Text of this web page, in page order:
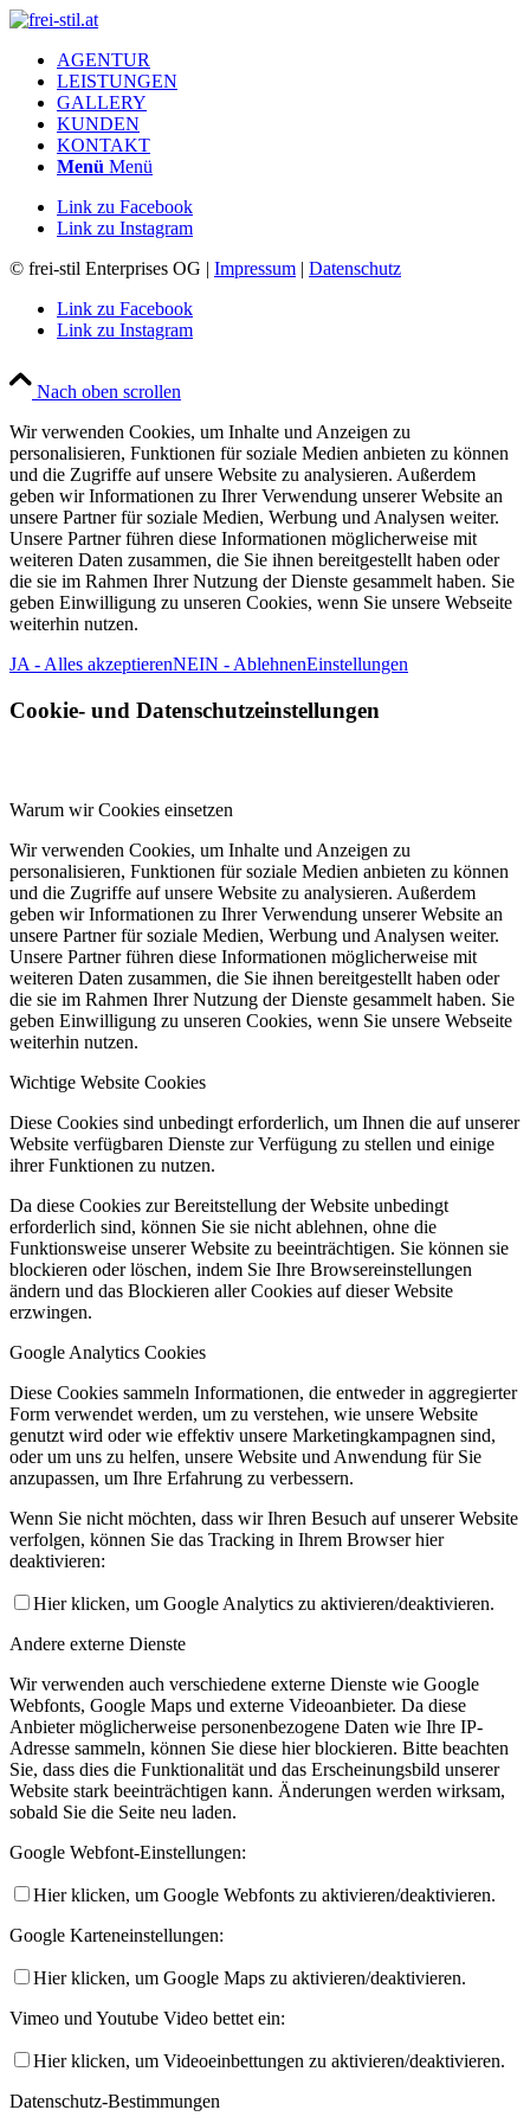
AGENTUR
LEISTUNGEN
GALLERY
KUNDEN
KONTAKT
Menü Menü
Link zu Facebook
Link zu Instagram
© frei-stil Enterprises OG | Impressum | Datenschutz
Link zu Facebook
Link zu Instagram
Nach oben scrollen
Wir verwenden Cookies, um Inhalte und Anzeigen zu
personalisieren, Funktionen für soziale Medien anbieten zu können
und die Zugriffe auf unsere Website zu analysieren. Außerdem
geben wir Informationen zu Ihrer Verwendung unserer Website an
unsere Partner für soziale Medien, Werbung und Analysen weiter.
Unsere Partner führen diese Informationen möglicherweise mit
weiteren Daten zusammen, die Sie ihnen bereitgestellt haben oder
die sie im Rahmen Ihrer Nutzung der Dienste gesammelt haben. Sie
geben Einwilligung zu unseren Cookies, wenn Sie unsere Webseite
weiterhin nutzen.
JA - Alles akzeptierenNEIN - AblehnenEinstellungen
Cookie- und Datenschutzeinstellungen
Warum wir Cookies einsetzen
Wir verwenden Cookies, um Inhalte und Anzeigen zu
personalisieren, Funktionen für soziale Medien anbieten zu können
und die Zugriffe auf unsere Website zu analysieren. Außerdem
geben wir Informationen zu Ihrer Verwendung unserer Website an
unsere Partner für soziale Medien, Werbung und Analysen weiter.
Unsere Partner führen diese Informationen möglicherweise mit
weiteren Daten zusammen, die Sie ihnen bereitgestellt haben oder
die sie im Rahmen Ihrer Nutzung der Dienste gesammelt haben. Sie
geben Einwilligung zu unseren Cookies, wenn Sie unsere Webseite
weiterhin nutzen.
Wichtige Website Cookies
Diese Cookies sind unbedingt erforderlich, um Ihnen die auf unserer
Website verfügbaren Dienste zur Verfügung zu stellen und einige
ihrer Funktionen zu nutzen.
Da diese Cookies zur Bereitstellung der Website unbedingt
erforderlich sind, können Sie sie nicht ablehnen, ohne die
Funktionsweise unserer Website zu beeinträchtigen. Sie können sie
blockieren oder löschen, indem Sie Ihre Browsereinstellungen
ändern und das Blockieren aller Cookies auf dieser Website
erzwingen.
Google Analytics Cookies
Diese Cookies sammeln Informationen, die entweder in aggregierter
Form verwendet werden, um zu verstehen, wie unsere Website
genutzt wird oder wie effektiv unsere Marketingkampagnen sind,
oder um uns zu helfen, unsere Website und Anwendung für Sie
anzupassen, um Ihre Erfahrung zu verbessern.
Wenn Sie nicht möchten, dass wir Ihren Besuch auf unserer Website
verfolgen, können Sie das Tracking in Ihrem Browser hier
deaktivieren:
Hier klicken, um Google Analytics zu aktivieren/deaktivieren.
Andere externe Dienste
Wir verwenden auch verschiedene externe Dienste wie Google
Webfonts, Google Maps und externe Videoanbieter. Da diese
Anbieter möglicherweise personenbezogene Daten wie Ihre IP-
Adresse sammeln, können Sie diese hier blockieren. Bitte beachten
Sie, dass dies die Funktionalität und das Erscheinungsbild unserer
Website stark beeinträchtigen kann. Änderungen werden wirksam,
sobald Sie die Seite neu laden.
Google Webfont-Einstellungen:
Hier klicken, um Google Webfonts zu aktivieren/deaktivieren.
Google Karteneinstellungen:
Hier klicken, um Google Maps zu aktivieren/deaktivieren.
Vimeo und Youtube Video bettet ein:
Hier klicken, um Videoeinbettungen zu aktivieren/deaktivieren.
Datenschutz-Bestimmungen